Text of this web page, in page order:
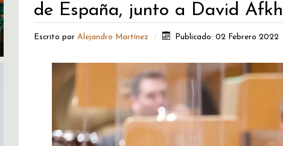
de España, junto a David
Escrito por Alejandro Martínez Publicado: 02 Febrero 2022